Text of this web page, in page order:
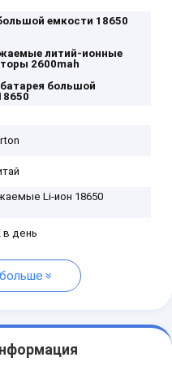
емкости 18650
литий-ионные
2600mah
большой
Li-ион 18650
в день